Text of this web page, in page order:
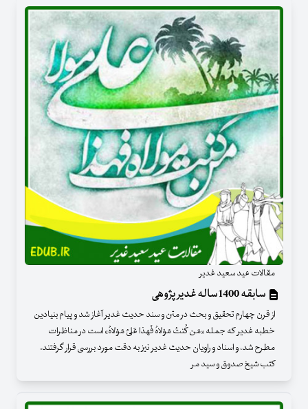
مقالات عید سعید غدیر
سابقه 1400 ساله غدیر پژوهی
از قرن چهارم تحقیق و بحث در متن و سند حدیث غدیر آغاز شد و پیام بنیادین
خطبه غدیر که جمله «مَن کُنتُ مَوْلاهُ فَهذا عَلیٌ مَوْلاهُ» است در مناظرات
مطرح شد، و اسناد و راویان حدیث غدیر نیز به دقت مورد بررسی قرار گرفتند.
کتب شیخ صدوق و سید مر